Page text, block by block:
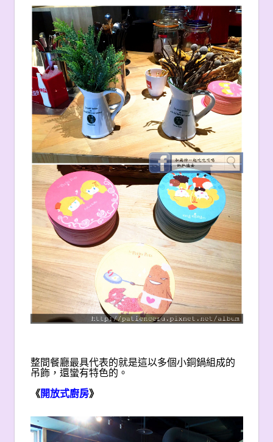
整間餐廳最具代表的就是這以多個小銅鍋組成的
吊飾，還蠻有特色的。
《開放式廚房》